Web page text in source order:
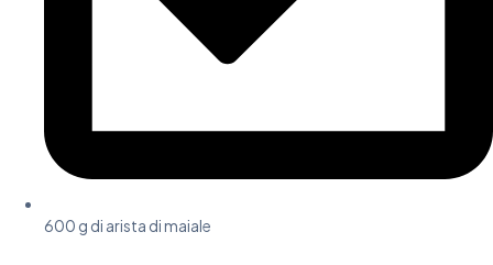
600 g di arista di maiale